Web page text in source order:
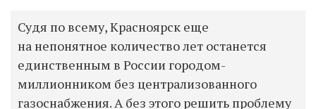
Судя по всему, Красноярск еще
на непонятное количество лет останется
единственным в России городом-
миллионником без централизованного
газоснабжения. А без этого решить проблему